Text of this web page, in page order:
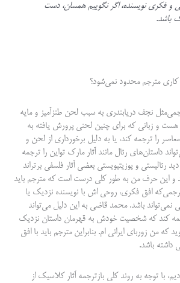
و فکری نویسنده، اگر نگوییم همسان، دست
باشد.
کاری مترجم محدود نمی‌شود؟
نجف دریابندری به سبب لحن طنزآمیز و مایه
و زبانی که برای چنین لحنی پرورش یافته به
معاصر را ترجمه کند، یا به دلیل برخورداری از لحن و
داستان‌های رئال مانند آثار مارک تواین را ترجمه
رئالیستی و پوزیتیویستی بعضی آثار فلسفی برتراند
و این حرف من به طور کلی درست است که مترجم باید
افق فکری، روحی اش با نویسنده نزدیک یا
نمی‌تواند باشد. محمد قاضی به این دلیل می‌تواند
کند که شخصیت خودش به قهرمان داستان نزدیک
من زوربای ایرانی ام. بنابراین مترجم باید با افق
باشد.
با توجه به روند کلی بازترجمه آثار کلاسیک از